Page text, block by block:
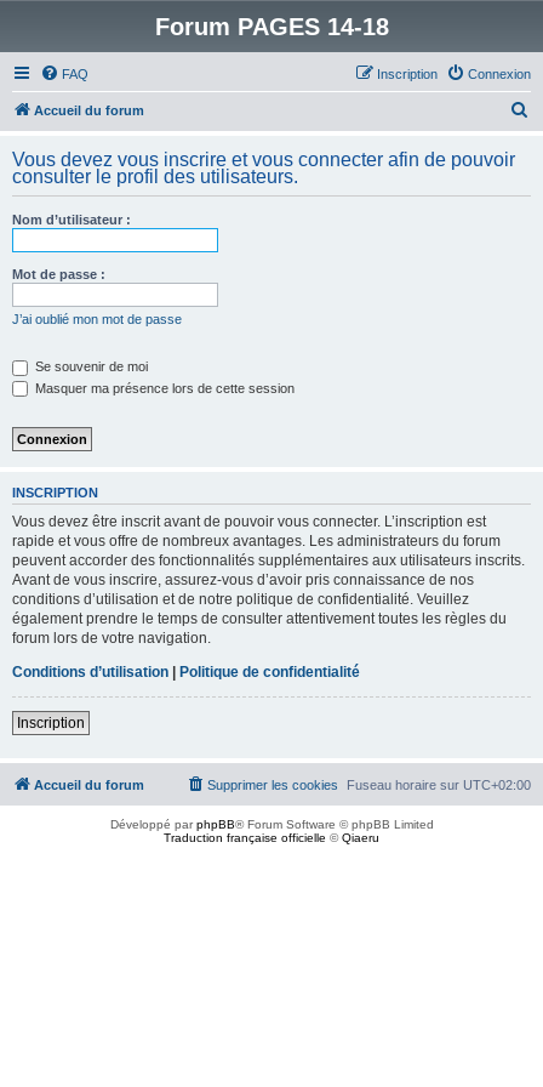
Forum PAGES 14-18
FAQ Connexion
Inscription
Accueil du forum
h
Vous devez vous inscrire et vous connecter afin de pouvoir
consulter le profil des utilisateurs.
Nom d’utilisateur :
Mot de passe :
J’ai oublié mon mot de passe
Se souvenir de moi
Masquer ma présence lors de cette session
INSCRIPTION
Vous devez être inscrit avant de pouvoir vous connecter. L’inscription est
rapide et vous offre de nombreux avantages. Les administrateurs du forum
peuvent accorder des fonctionnalités supplémentaires aux utilisateurs inscrits.
Avant de vous inscrire, assurez-vous d’avoir pris connaissance de nos
conditions d’utilisation et de notre politique de confidentialité. Veuillez
également prendre le temps de consulter attentivement toutes les règles du
forum lors de votre navigation.
Conditions d’utilisation | Politique de confidentialité
Inscription
Accueil du forum Fuseau horaire sur UTC+02:00
Supprimer les cookies
Développé parphpBB® Forum Software © phpBB Limited
Traduction française officielle ©Qiaeru